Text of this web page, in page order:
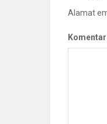
Alamat
Komentar